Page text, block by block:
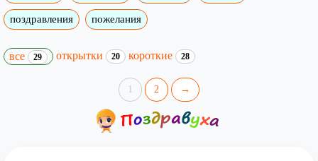
поздравления пожелания
все 29 открытки 20 короткие 28
1 2 →